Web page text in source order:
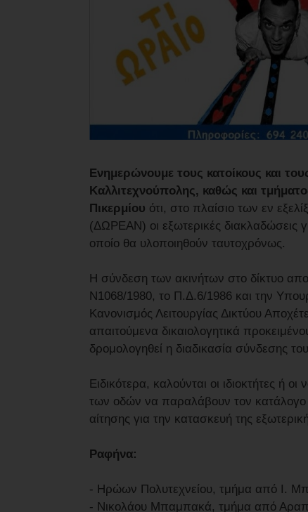
Ενημερώνουμε τους κατοίκους και
Καλλιτεχνούπολης, καθώς και
Πικερμίου ότι, στο πλαίσιο των εν
(ΔΩΡΕΑΝ) οι εξωτερικές διακλαδώσεις
οποίο θα υλοποιηθούν ταυτοχρόνως.
Η σύνδεση των ακινήτων στο δίκτυο
Ν1068/1980, το Π.Δ.6/1986 και την
Κανονισμός Λειτουργίας Δικτύου
απαιτούμενα δικαιολογητικά
δρομολογηθεί η διαδικασία σύνδεσης
Ειδικότερα, καλούνται οι ιδιοκτήτες
των οδών να παραλάβουν τον κατάλογο
αίτησης για την κατασκευή της
Ραφήνα:
- Ηρώων Πολυτεχνείου, τμήμα από Ι.
- Νικολάου Μπαμπακά, τμήμα από